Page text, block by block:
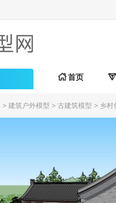
首页 
> 建筑户外模型 > 古建筑模型 > 乡村